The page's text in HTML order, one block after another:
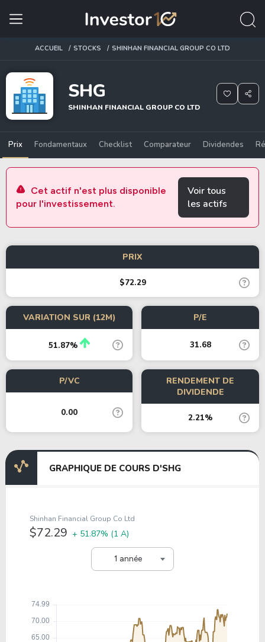
ACCUEIL STOCKS SHINHAN FINANCIAL GROUP CO LTD
SHG
SHINHAN FINANCIAL GROUP CO LTD
Prix Fondamentaux Checklist Comparateur Dividendes
Cet actif n'est plus disponible
pour l'investissement.
Voir tous
les actifs
PRIX
$72.29
VARIATION SUR (12M)
51.87%
P/E
31.68
P/VC
0.00
RENDEMENT DE
DIVIDENDE
2.21%
GRAPHIQUE DE COURS D'SHG
1 année
Shinhan Financial Group Co Ltd
$72.29 + 51.87% (1 A)